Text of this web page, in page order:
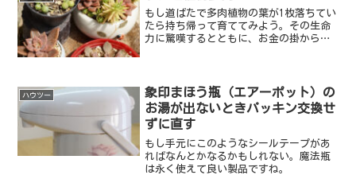
スト...
もし道ばたで多肉植物の葉が1枚落ちてい
たら持ち帰って育ててみよう。その生命
力に驚嘆するとともに、お金の掛からな
ハウツー
象印まほう瓶（エアーポット）の
お湯が出ないときパッキン交換せ
ずに直す
もし手元にこのようなシールテープがあ
ればなんとかなるかもしれない。魔法瓶
は永く使えて良い製品ですね。